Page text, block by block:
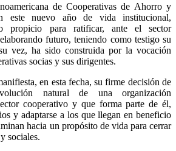
de Cooperativas de Ahorro y
este nuevo año de vida institucional,
propicio para ratificar, ante el sector
futuro, teniendo como testigo su
vez, ha sido construida por la vocación
socias y sus dirigentes.
en esta fecha, su firme decisión de
natural de una organización
cooperativo y que forma parte de él,
y adaptarse a los que llegan en beneficio
hacia un propósito de vida para cerrar
sociales.